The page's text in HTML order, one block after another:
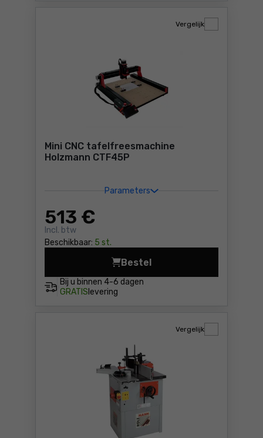
Mini CNC tafelfreesmachine
Holzmann CTF45P
Parameters
513 €
Incl. btw
Beschikbaar: 5 st.
Vergelijk
Bij u binnen 4-6 dagen
GRATIS levering
Bestel
Mini CNC
Vergelijk